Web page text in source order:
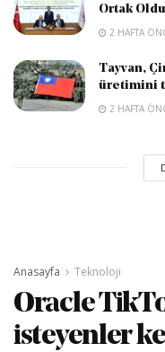
Ortak Oldu
2 HAFTA
Tayvan,
üretimini
2 HAFTA
Anasayfa Teknoloji
Oracle
isteyenler